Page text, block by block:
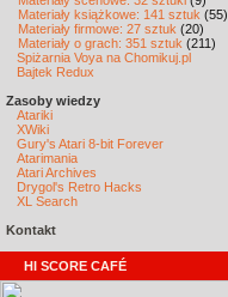
Materiały książkowe: 141 sztuk (55)
Materiały firmowe: 27 sztuk (20)
Materiały o grach: 351 sztuk (211)
Spiżarnia Voya na Chomikuj.pl
Bajtek Redux
Zasoby wiedzy
Atariki
XWiki
Gury's Atari 8-bit Forever
Atarimania
Atari Archives
Drygol's Retro Hacks
XL Search
Kontakt
HI SCORE CAFÉ